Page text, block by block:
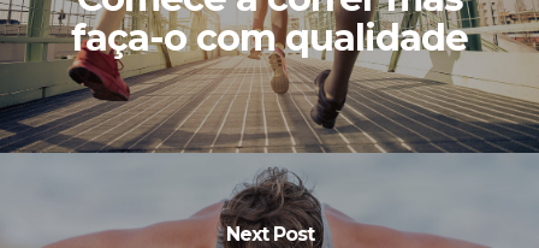
faça-o com qualidade
Next Post